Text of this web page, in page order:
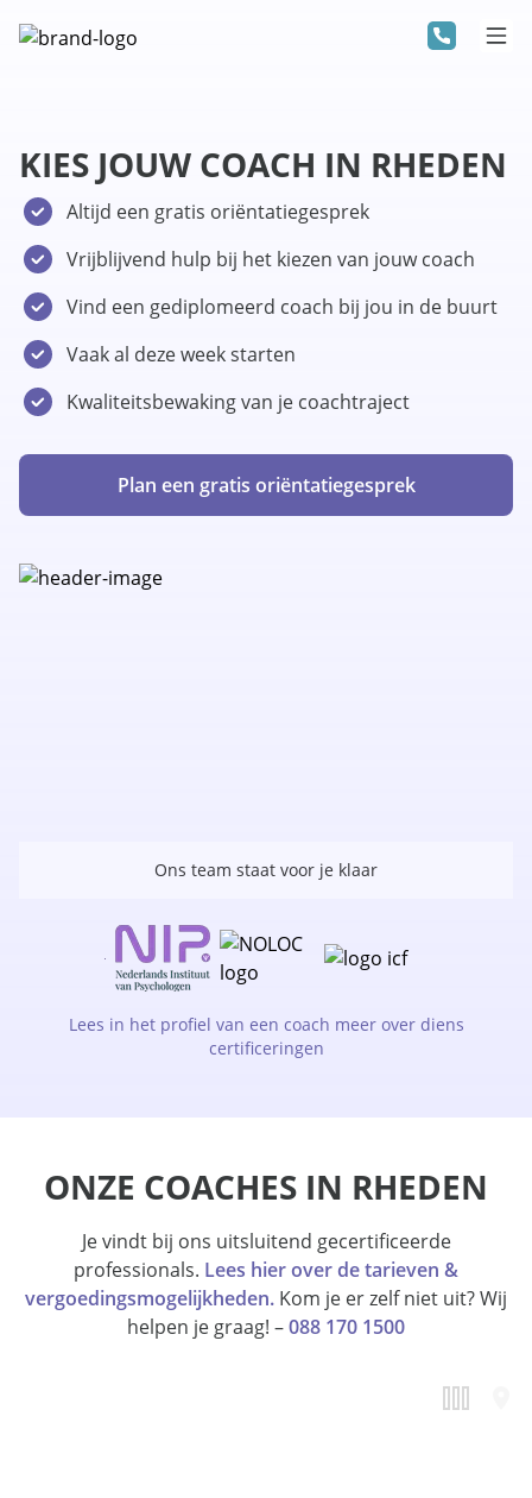
KIES JOUW COACH IN RHEDEN
Altijd een gratis oriëntatiegesprek
Vrijblijvend hulp bij het kiezen van jouw coach
Vind een gediplomeerd coach bij jou in de buurt
Vaak al deze week starten
Kwaliteitsbewaking van je coachtraject
Plan een gratis oriëntatiegesprek
Ons team staat voor je klaar
Lees in het profiel van een coach meer over diens
certificeringen
ONZE COACHES IN RHEDEN
Je vindt bij ons uitsluitend gecertificeerde
professionals. Lees hier over de tarieven &
vergoedingsmogelijkheden. Kom je er zelf niet uit? Wij
helpen je graag! –088 170 1500